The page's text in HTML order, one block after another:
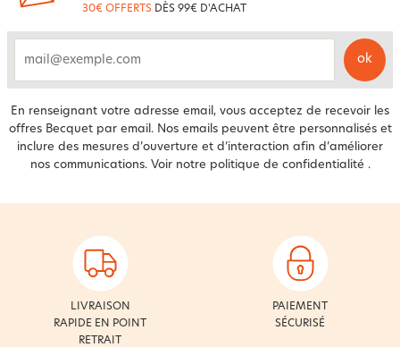
30€ OFFERTS DÈS 99€ D'ACHAT
email
ok
En renseignant votre adresse email, vous acceptez de recevoir les
offres Becquet par email. Nos emails peuvent être personnalisés et
inclure des mesures d’ouverture et d’interaction afin d’améliorer
nos communications. Voir notre politique de confidentialité .
LIVRAISON
RAPIDE EN POINT
RETRAIT
PAIEMENT
SÉCURISÉ